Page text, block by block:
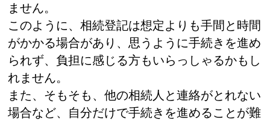
ません。
このように、相続登記は想定よりも手間と時間
がかかる場合があり、思うように手続きを進め
られず、負担に感じる方もいらっしゃるかもし
れません。
また、そもそも、他の相続人と連絡がとれない
場合など、自分だけで手続きを進めることが難